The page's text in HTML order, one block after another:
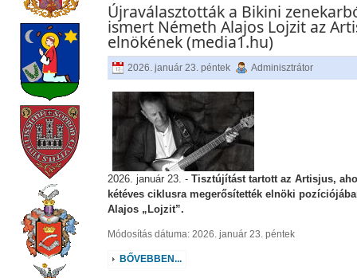
Újraválasztották a Bikini
ismert Németh Alajos Lojzit az
elnökének (media1.hu)
2026. január 23. péntek Adminisztrátor
2026. január 23. - Tisztújítást tartott az Artisjus,
kétéves ciklusra megerősítették elnöki
Alajos „Lojzit”.
Módosítás dátuma: 2026. január 23. péntek
BŐVEBBEN...